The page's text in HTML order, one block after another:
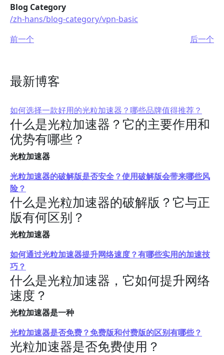
Blog Category
/zh-hans/blog-category/vpn-basic
前一个
后一个
最新博客
如何选择一款好用的光粒加速器？哪些品牌值得推荐？
什么是光粒加速器？它的主要作用和
优势有哪些？
光粒加速器
光粒加速器的破解版是否安全？使用破解版会带来哪些风
险？
什么是光粒加速器的破解版？它与正
版有何区别？
光粒加速器
如何通过光粒加速器提升网络速度？有哪些实用的加速技
巧？
什么是光粒加速器，它如何提升网络
速度？
光粒加速器是一种
光粒加速器是否免费？免费版和付费版的区别有哪些？
光粒加速器是否免费使用？